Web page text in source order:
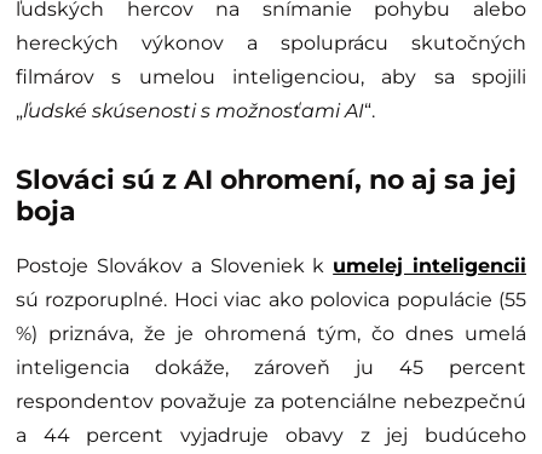
ľudských hercov na snímanie pohybu alebo
hereckých výkonov a spoluprácu skutočných
filmárov s umelou inteligenciou, aby sa spojili
„ľudské skúsenosti s možnosťami AI“.
Slováci sú z AI ohromení, no aj sa jej
boja
Postoje Slovákov a Sloveniek k umelej inteligencii
sú rozporuplné. Hoci viac ako polovica populácie (55
%) priznáva, že je ohromená tým, čo dnes umelá
inteligencia dokáže, zároveň ju 45 percent
respondentov považuje za potenciálne nebezpečnú
a 44 percent vyjadruje obavy z jej budúceho